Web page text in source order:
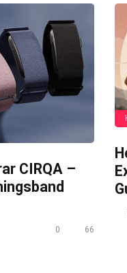
CIRQA –
0 66